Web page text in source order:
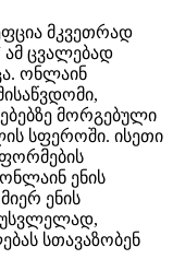
მკვეთრად
ცვალებად
ონლაინ
მორგებული
სფეროში. ისეთი
ენის
ენის
სთავაზობენ